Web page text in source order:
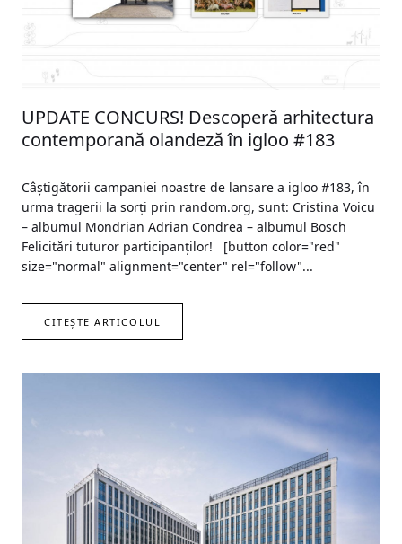
UPDATE CONCURS! Descoperă arhitectura
contemporană olandeză în igloo #183
Câștigătorii campaniei noastre de lansare a igloo #183, în
urma tragerii la sorți prin random.org, sunt: Cristina Voicu
– albumul Mondrian Adrian Condrea – albumul Bosch
Felicitări tuturor participanților! [button color="red"
size="normal" alignment="center" rel="follow"...
CITEȘTE ARTICOLUL